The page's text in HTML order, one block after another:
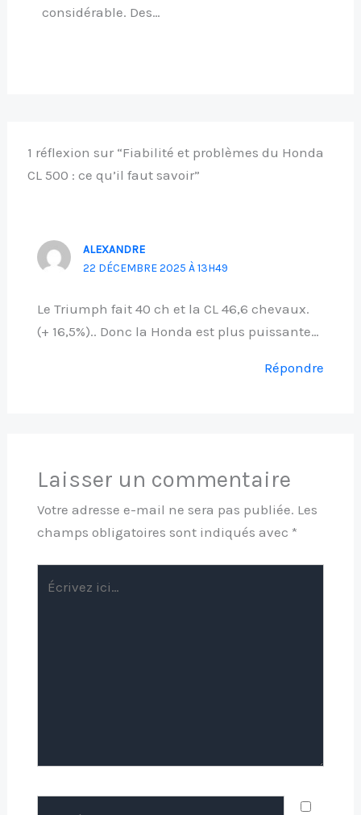
considérable. Des…
1 réflexion sur “Fiabilité et problèmes du Honda
CL 500 : ce qu’il faut savoir”
ALEXANDRE
22 DÉCEMBRE 2025 À 13H49
Le Triumph fait 40 ch et la CL 46,6 chevaux.
(+ 16,5%).. Donc la Honda est plus puissante…
Répondre
Laisser un commentaire
Votre adresse e-mail ne sera pas publiée. Les
champs obligatoires sont indiqués avec *
ici…